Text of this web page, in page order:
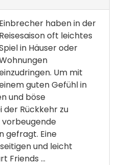
Einbrecher haben in der
Reisesaison oft leichtes
in Häuser oder
Um mit
guten Gefühl in
und böse
Rückkehr zu
vorbeugende
gefragt. Eine
und leicht
Friends ...